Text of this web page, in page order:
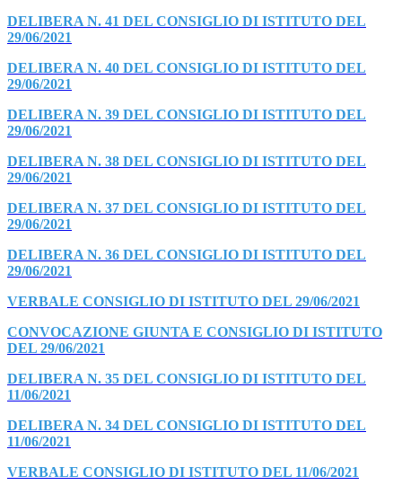
DELIBERA N. 41 DEL CONSIGLIO DI ISTITUTO DEL
29/06/2021
DELIBERA N. 40 DEL CONSIGLIO DI ISTITUTO DEL
29/06/2021
DELIBERA N. 39 DEL CONSIGLIO DI ISTITUTO DEL
29/06/2021
DELIBERA N. 38 DEL CONSIGLIO DI ISTITUTO DEL
29/06/2021
DELIBERA N. 37 DEL CONSIGLIO DI ISTITUTO DEL
29/06/2021
DELIBERA N. 36 DEL CONSIGLIO DI ISTITUTO DEL
29/06/2021
VERBALE CONSIGLIO DI ISTITUTO DEL 29/06/2021
CONVOCAZIONE GIUNTA E CONSIGLIO DI ISTITUTO
DEL 29/06/2021
DELIBERA N. 35 DEL CONSIGLIO DI ISTITUTO DEL
11/06/2021
DELIBERA N. 34 DEL CONSIGLIO DI ISTITUTO DEL
11/06/2021
VERBALE CONSIGLIO DI ISTITUTO DEL 11/06/2021